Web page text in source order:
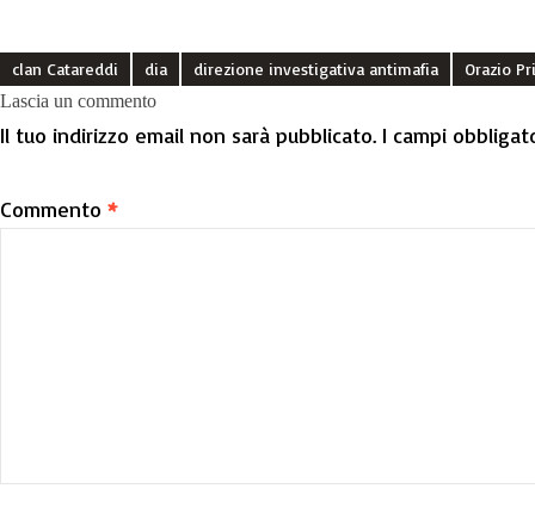
clan Catareddi dia direzione investigativa antimafia
Orazio
Lascia un commento
Il tuo indirizzo email non sarà pubblicato. I campi
Commento *